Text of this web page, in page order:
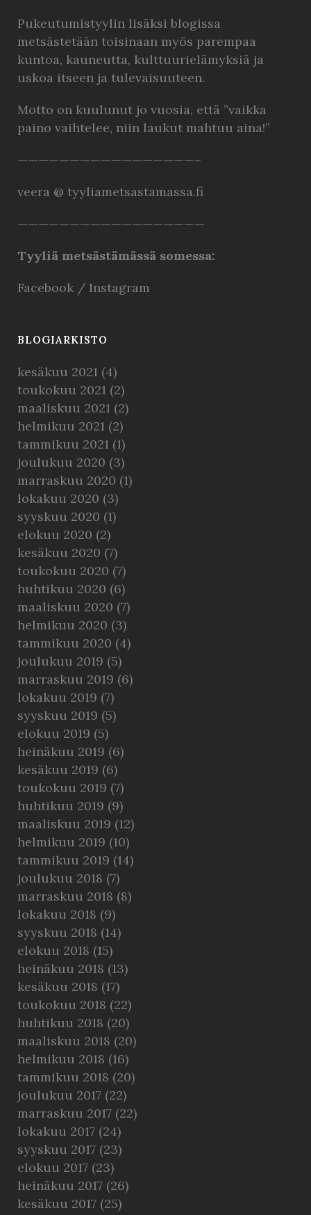
Pukeutumistyylin lisäksi blogissa
metsästetään toisinaan myös parempaa
kuntoa, kauneutta, kulttuurielämyksiä ja
uskoa itseen ja tulevaisuuteen.
Motto on kuulunut jo vuosia, että ”vaikka
paino vaihtelee, niin laukut mahtuu aina!”
—————————————————–
veera @ tyyliametsastamassa.fi
——————————————————
Tyyliä metsästämässä somessa:
Facebook / Instagram
BLOGIARKISTO
kesäkuu 2021 (4)
toukokuu 2021 (2)
maaliskuu 2021 (2)
helmikuu 2021 (2)
tammikuu 2021 (1)
joulukuu 2020 (3)
marraskuu 2020 (1)
lokakuu 2020 (3)
syyskuu 2020 (1)
elokuu 2020 (2)
kesäkuu 2020 (7)
toukokuu 2020 (7)
huhtikuu 2020 (6)
maaliskuu 2020 (7)
helmikuu 2020 (3)
tammikuu 2020 (4)
joulukuu 2019 (5)
marraskuu 2019 (6)
lokakuu 2019 (7)
syyskuu 2019 (5)
elokuu 2019 (5)
heinäkuu 2019 (6)
kesäkuu 2019 (6)
toukokuu 2019 (7)
huhtikuu 2019 (9)
maaliskuu 2019 (12)
helmikuu 2019 (10)
tammikuu 2019 (14)
joulukuu 2018 (7)
marraskuu 2018 (8)
lokakuu 2018 (9)
syyskuu 2018 (14)
elokuu 2018 (15)
heinäkuu 2018 (13)
kesäkuu 2018 (17)
toukokuu 2018 (22)
huhtikuu 2018 (20)
maaliskuu 2018 (20)
helmikuu 2018 (16)
tammikuu 2018 (20)
joulukuu 2017 (22)
marraskuu 2017 (22)
lokakuu 2017 (24)
syyskuu 2017 (23)
elokuu 2017 (23)
heinäkuu 2017 (26)
kesäkuu 2017 (25)